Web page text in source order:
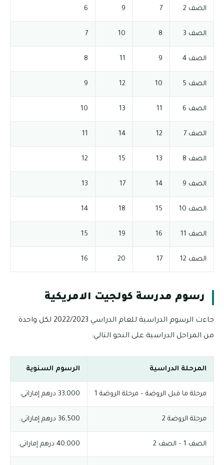
الصف 2 7
9
6
الصف 3 8
10
7
الصف 4 9
11
8
الصف 5 10
12
9
الصف 6 11
13
10
الصف 7 12
14
11
الصف 8 13
15
12
الصف 9 14
17
13
الصف 10 15
18
14
الصف 11 16
19
15
الصف 12 17
20
16
رسوم مدرسة كولجيت الامريكية
جاءت الرسوم الدراسية للعام الدراسي 2022/2023 لكل واحدة
من المراحل الدراسية على النحو التالي:
المرحلة الدراسية الرسوم السنوية
مرحلة ما قبل الروضة – مرحلة الروضة 1 33,000 درهم إماراتي.
مرحلة الروضة 2 36,500 درهم إماراتي.
الصف 1 – الصف 2 40,000 درهم إماراتي.